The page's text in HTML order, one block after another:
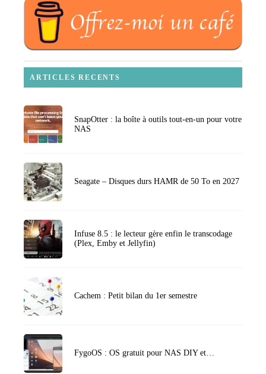
ARTICLES RECENTS
SnapOtter : la boîte à outils tout-en-un pour votre
NAS
Seagate – Disques durs HAMR de 50 To en 2027
Infuse 8.5 : le lecteur gère enfin le transcodage
(Plex, Emby et Jellyfin)
Cachem : Petit bilan du 1er semestre
FygoOS : OS gratuit pour NAS DIY et…